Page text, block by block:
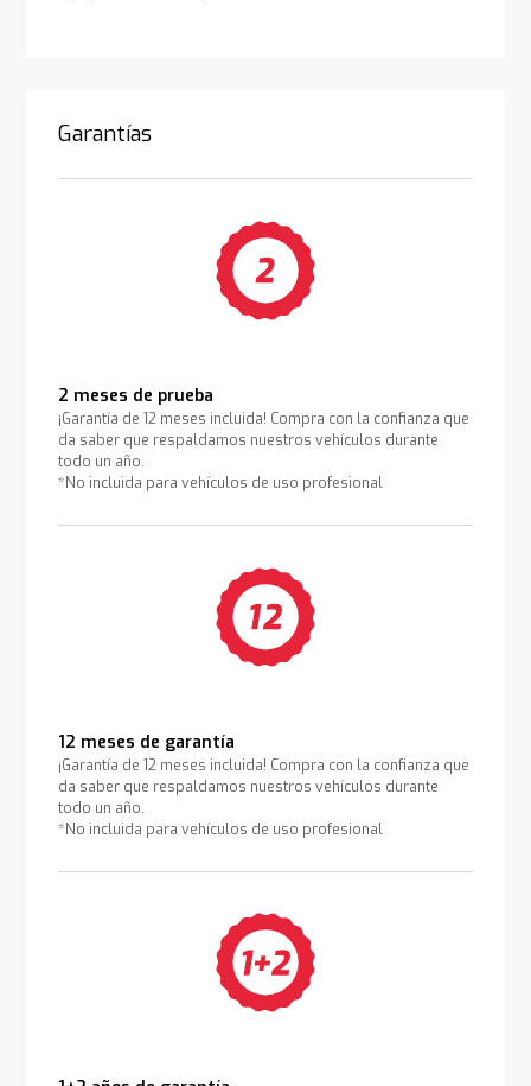
Garantías
2 meses de prueba
¡Garantía de 12 meses incluida! Compra con la confianza que
da saber que respaldamos nuestros vehículos durante
todo un año.
*No incluida para vehículos de uso profesional
12 meses de garantía
¡Garantía de 12 meses incluida! Compra con la confianza que
da saber que respaldamos nuestros vehículos durante
todo un año.
*No incluida para vehículos de uso profesional